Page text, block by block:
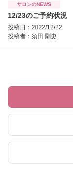
サロンのNEWS
12/23のご予約状況
投稿日：2022/12/22
投稿者： 須田 剛史